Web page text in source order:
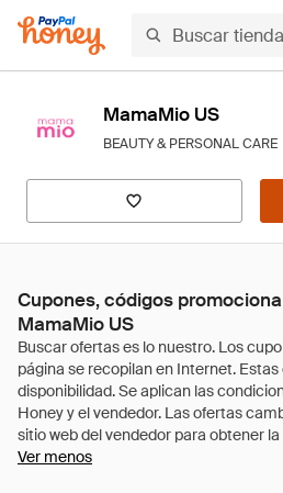
MamaMio US
BEAUTY & PERSONAL CARE
Cupones, códigos
MamaMio US
Ver menos